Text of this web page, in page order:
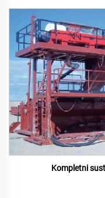
Kompletni